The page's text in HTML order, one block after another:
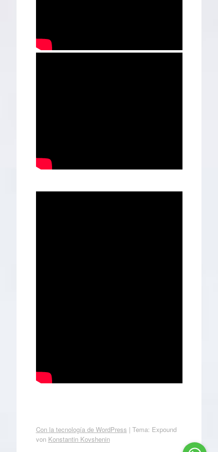
Con la tecnología de WordPress | Tema: Expound
von Konstantin Kovshenin